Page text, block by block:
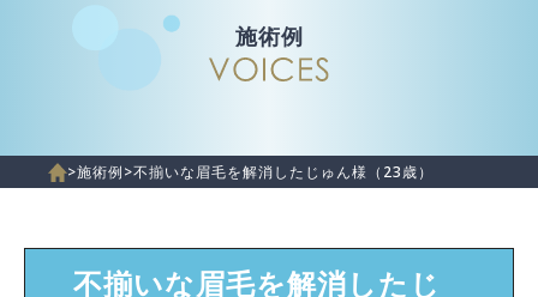
施術例
>施術例>不揃いな眉毛を解消したじゅん様（23歳）
不揃いな眉毛を解消したじ